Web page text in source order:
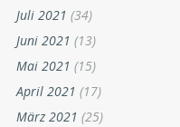
Juli 2021 (34)
Juni 2021 (13)
Mai 2021 (15)
April 2021 (17)
März 2021 (25)